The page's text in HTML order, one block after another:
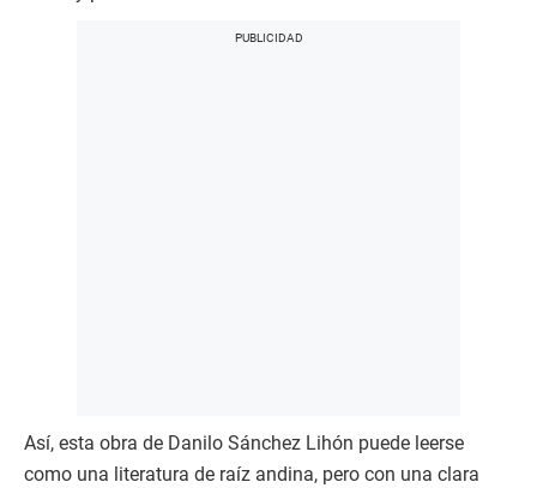
Así, esta obra de Danilo Sánchez Lihón puede leerse
como una literatura de raíz andina, pero con una clara